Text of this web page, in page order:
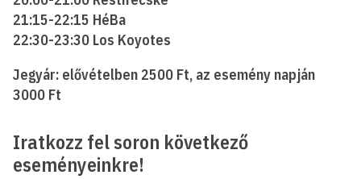
21:15-22:15 HéBa
22:30-23:30 Los Koyotes
Jegyár: elővételben 2500 Ft, az esemény napján
3000 Ft
Iratkozz fel soron következő
eseményeinkre!